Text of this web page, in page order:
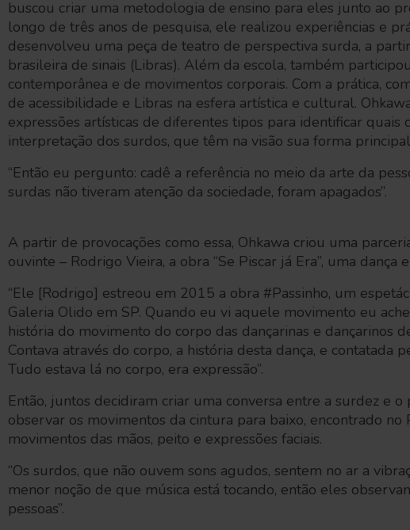
buscou criar uma metodologia de ensino para eles junto ao
longo de três anos de pesquisa, ele realizou experiências e
desenvolveu uma peça de teatro de perspectiva surda, a
brasileira de sinais (Libras). Além da escola, também
contemporânea e de movimentos corporais. Com a prática,
de acessibilidade e Libras na esfera artística e cultural.
expressões artísticas de diferentes tipos para identificar quais
interpretação dos surdos, que têm na visão sua forma
“Então eu pergunto: cadê a referência no meio da arte da
surdas não tiveram atenção da sociedade, foram apagados”.
A partir de provocações como essa, Ohkawa criou uma
ouvinte – Rodrigo Vieira, a obra “Se Piscar já Era”, uma
“Ele [Rodrigo] estreou em 2015 a obra #Passinho, um
Galeria Olido em SP. Quando eu vi aquele movimento eu
história do movimento do corpo das dançarinas e dançarinos
Contava através do corpo, a história desta dança, e contatada
Tudo estava lá no corpo, era expressão”.
Então, juntos decidiram criar uma conversa entre a surdez e
observar os movimentos da cintura para baixo, encontrado no
movimentos das mãos, peito e expressões faciais.
“Os surdos, que não ouvem sons agudos, sentem no ar a
menor noção de que música está tocando, então eles
pessoas”.